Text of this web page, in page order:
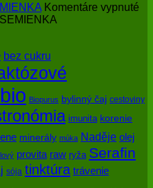
Komentáre vypnuté
bez cukru
bio Biopurus bylinný čaj cestoviny
imunita korenie
minerály múka Naděje olej
provita raw ryža Serafin
sója tinktúra trávenie